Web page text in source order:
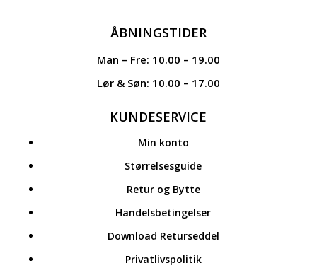
ÅBNINGSTIDER
Man – Fre: 10.00 – 19.00
Lør & Søn: 10.00 – 17.00
KUNDESERVICE
Min konto
Størrelsesguide
Retur og Bytte
Handelsbetingelser
Download Returseddel
Privatlivspolitik